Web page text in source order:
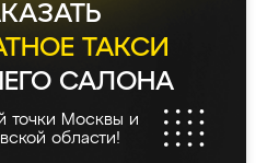
ТАКСИ
САЛОНА
точки Москвы и
области!